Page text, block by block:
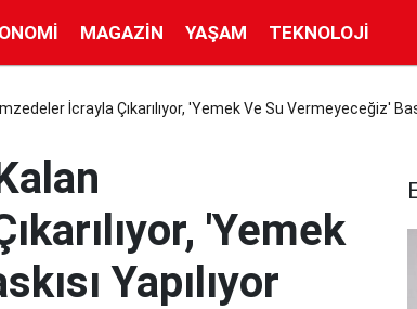
MAGAZIN YAŞAM TEKNOLOJI
İcrayla Çıkarılıyor, 'Yemek Ve Su Vermeyeceğiz'
'Yemek
Yapılıyor